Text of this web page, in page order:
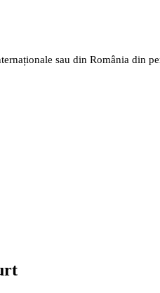
sau din România din